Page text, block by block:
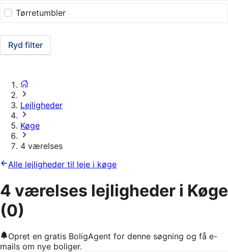
Tørretumbler
Ryd filter
Lejligheder
Køge
4 værelses
Alle lejligheder til leje i køge
4 værelses lejligheder i Køge
(0)
Opret en gratis BoligAgent for denne søgning og få e-
mails om nye boliger.